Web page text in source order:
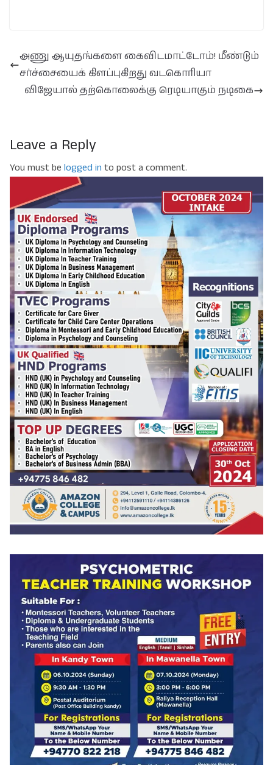
அணு ஆயுதங்களை கைவிடமாட்டோம்! மீண்டும்
சர்ச்சையைக் கிளப்புகிறது வடகொரியா
விஜேயால் தற்கொலைக்கு ரெடியாகும் நடிகை
Leave a Reply
You must be logged in to post a comment.